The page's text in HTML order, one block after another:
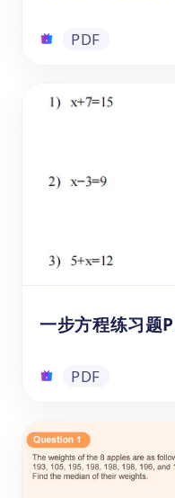
PDF
小学数学混合
乘、除的基本运算
算应用题，学生
PDF
一步方程练习题
PDF
一步方程练习题
这是一本免费的可
程的加法、减法